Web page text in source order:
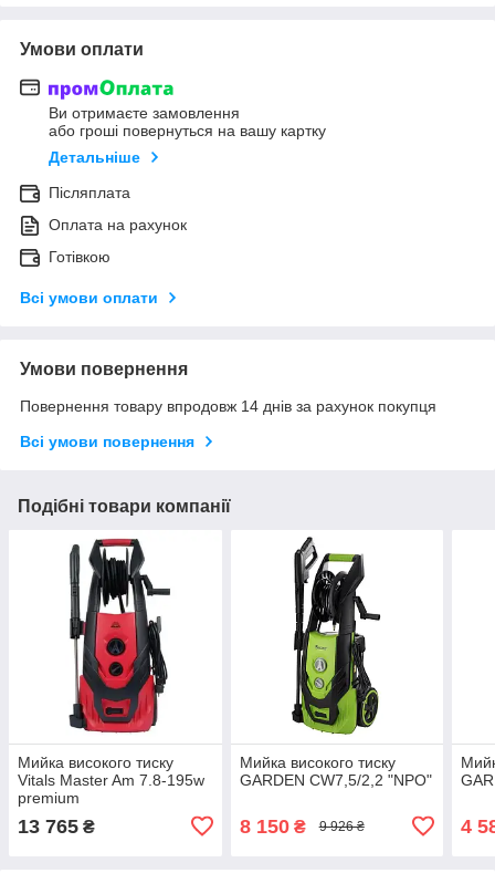
Умови оплати
Ви отримаєте замовлення
або гроші повернуться на вашу картку
Детальніше
Післяплата
Оплата на рахунок
Готівкою
Всі умови оплати
Умови повернення
Повернення товару впродовж 14 днів за рахунок покупця
Всі умови повернення
Подібні товари компанії
Мийка високого тиску
Vitals Master Am 7.8-195w
premium
13 765 ₴
Мийка високого тиску
GARDEN CW7,5/2,2 "NPO"
8 150₴ 9 926 ₴ 4